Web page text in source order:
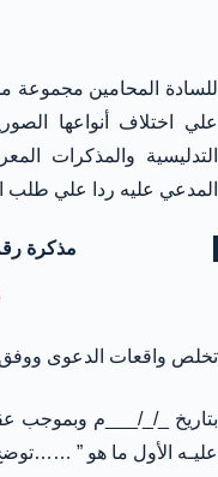
للسادة المحامين مجموعة
علي اختلاف أنواعها
التدليسية والمذكرات
المدعي عليه ردا علي طلب
مذكرة رقم 1 دعوى صورية
تخلص واقعات الدعوى ووفق
بتاريخ _/_/___م وبموجب
عليـه الأول ما هو ”